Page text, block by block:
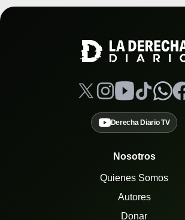
Derecha Diario TV
Nosotros
Quienes Somos
Autores
Donar